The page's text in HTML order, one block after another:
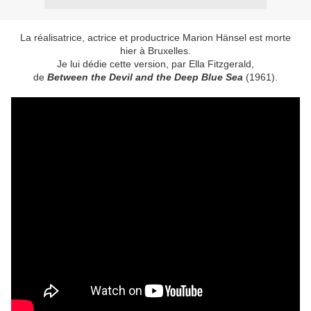
La réalisatrice, actrice et productrice Marion Hänsel est morte
hier à Bruxelles.
Je lui dédie cette version, par Ella Fitzgerald,
de Between the Devil and the Deep Blue Sea (1961).